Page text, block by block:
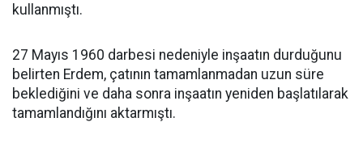
kullanmıştı.
27 Mayıs 1960 darbesi nedeniyle inşaatın durduğunu
belirten Erdem, çatının tamamlanmadan uzun süre
beklediğini ve daha sonra inşaatın yeniden başlatılarak
tamamlandığını aktarmıştı.